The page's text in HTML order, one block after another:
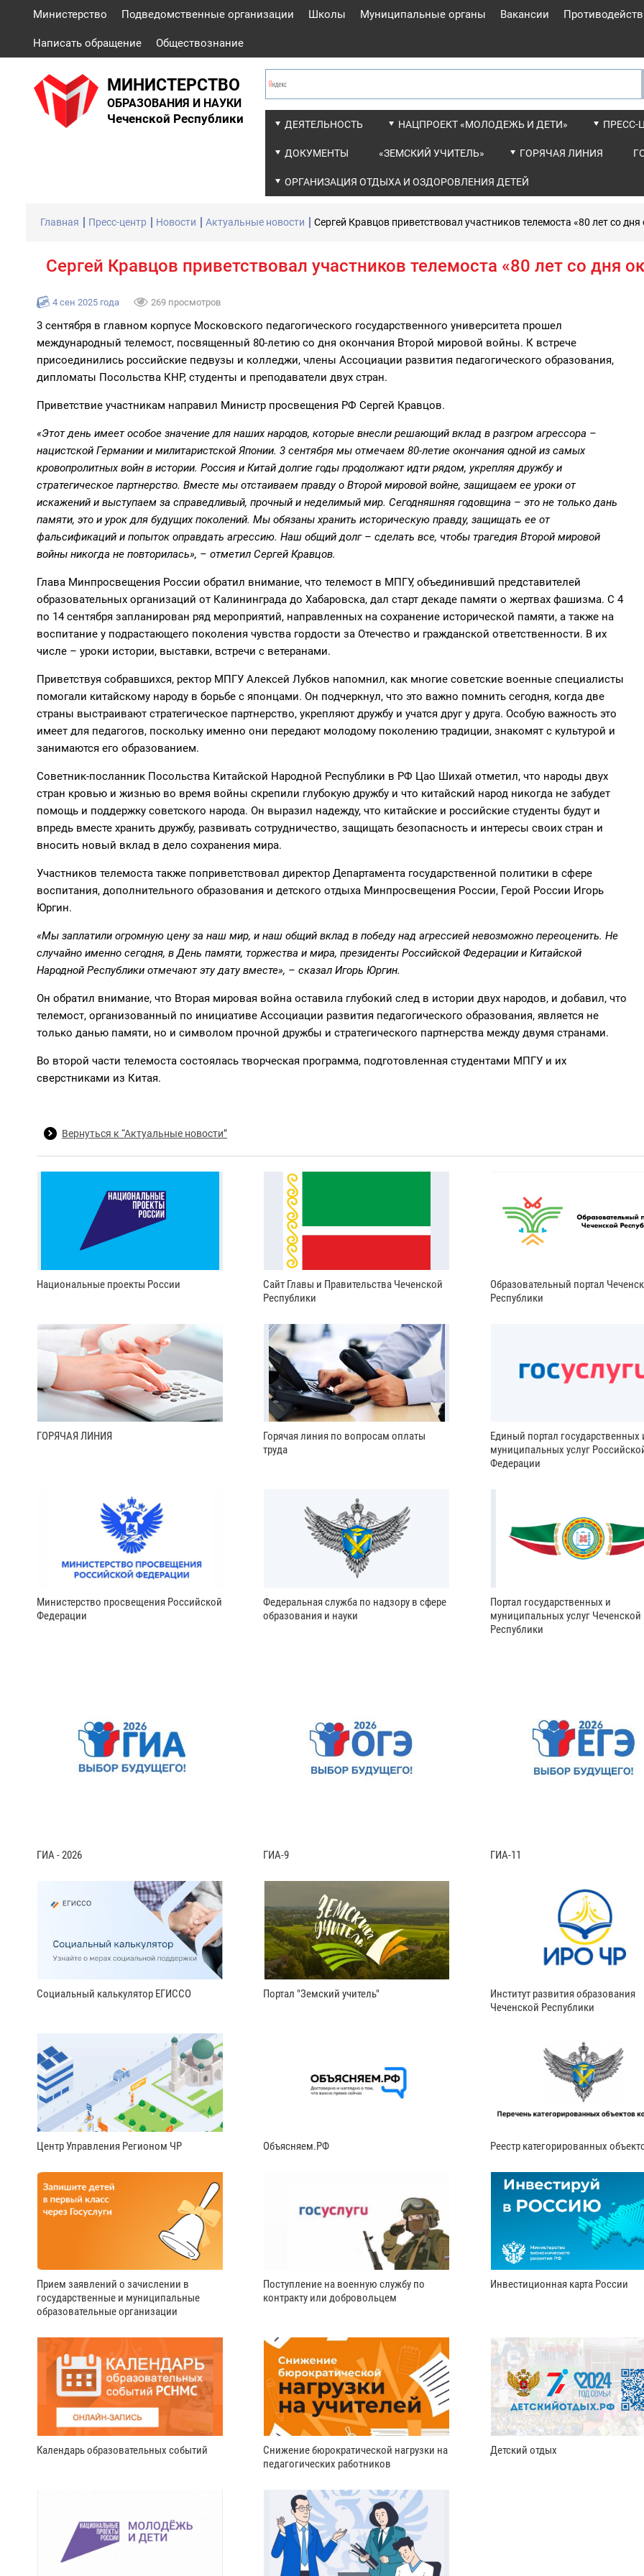
Министерство Подведомственные организации Школы Муниципальные органы Вакансии
Написать обращение Обществознание
МИНИСТЕРСТВО
ОБРАЗОВАНИЯ И НАУКИ
Чеченской Республики ДЕЯТЕЛЬНОСТЬ НАЦПРОЕКТ «МОЛОДЕЖЬ И ДЕТИ» ПРЕСС-
ДОКУМЕНТЫ «ЗЕМСКИЙ УЧИТЕЛЬ» ГОРЯЧАЯ ЛИНИЯ
ОРГАНИЗАЦИЯ ОТДЫХА И ОЗДОРОВЛЕНИЯ ДЕТЕЙ
Главная Пресс-центр Новости Актуальные новости Сергей Кравцов приветствовал участников телемоста «80 лет со
Сергей Кравцов приветствовал участников телемоста «80 лет со дня
4 сен 2025 года 269 просмотров
3 сентября в главном корпусе Московского педагогического государственного университета прошел
международный телемост, посвященный 80-летию со дня окончания Второй мировой войны. К встрече
присоединились российские педвузы и колледжи, члены Ассоциации развития педагогического образования,
дипломаты Посольства КНР, студенты и преподаватели двух стран.
Приветствие участникам направил Министр просвещения РФ Сергей Кравцов.
«Этот день имеет особое значение для наших народов, которые внесли решающий вклад в разгром агрессора –
нацистской Германии и милитаристской Японии. 3 сентября мы отмечаем 80-летие окончания одной из самых
кровопролитных войн в истории. Россия и Китай долгие годы продолжают идти рядом, укрепляя дружбу и
стратегическое партнерство. Вместе мы отстаиваем правду о Второй мировой войне, защищаем ее уроки от
искажений и выступаем за справедливый, прочный и неделимый мир. Сегодняшняя годовщина – это не только дань
памяти, это и урок для будущих поколений. Мы обязаны хранить историческую правду, защищать ее от
фальсификаций и попыток оправдать агрессию. Наш общий долг – сделать все, чтобы трагедия Второй мировой
войны никогда не повторилась», – отметил Сергей Кравцов.
Глава Минпросвещения России обратил внимание, что телемост в МПГУ, объединивший представителей
образовательных организаций от Калининграда до Хабаровска, дал старт декаде памяти о жертвах фашизма. С 4
по 14 сентября запланирован ряд мероприятий, направленных на сохранение исторической памяти, а также на
воспитание у подрастающего поколения чувства гордости за Отечество и гражданской ответственности. В их
числе – уроки истории, выставки, встречи с ветеранами.
Приветствуя собравшихся, ректор МПГУ Алексей Лубков напомнил, как многие советские военные специалисты
помогали китайскому народу в борьбе с японцами. Он подчеркнул, что это важно помнить сегодня, когда две
страны выстраивают стратегическое партнерство, укрепляют дружбу и учатся друг у друга. Особую важность это
имеет для педагогов, поскольку именно они передают молодому поколению традиции, знакомят с культурой и
занимаются его образованием.
Советник-посланник Посольства Китайской Народной Республики в РФ Цао Шихай отметил, что народы двух
стран кровью и жизнью во время войны скрепили глубокую дружбу и что китайский народ никогда не забудет
помощь и поддержку советского народа. Он выразил надежду, что китайские и российские студенты будут и
впредь вместе хранить дружбу, развивать сотрудничество, защищать безопасность и интересы своих стран и
вносить новый вклад в дело сохранения мира.
Участников телемоста также поприветствовал директор Департамента государственной политики в сфере
воспитания, дополнительного образования и детского отдыха Минпросвещения России, Герой России Игорь
Юргин.
«Мы заплатили огромную цену за наш мир, и наш общий вклад в победу над агрессией невозможно переоценить. Не
случайно именно сегодня, в День памяти, торжества и мира, президенты Российской Федерации и Китайской
Народной Республики отмечают эту дату вместе», – сказал Игорь Юргин.
Он обратил внимание, что Вторая мировая война оставила глубокий след в истории двух народов, и добавил, что
телемост, организованный по инициативе Ассоциации развития педагогического образования, является не
только данью памяти, но и символом прочной дружбы и стратегического партнерства между двумя странами.
Во второй части телемоста состоялась творческая программа, подготовленная студентами МПГУ и их
сверстниками из Китая.
Вернуться к “Актуальные новости”
Национальные проекты России
Сайт Главы и Правительства Чеченской
Республики
Образовательный портал
Республики
ГОРЯЧАЯ ЛИНИЯ
Горячая линия по вопросам оплаты
труда
Единый портал государственных
муниципальных услуг
Федерации
Министерство просвещения Российской
Федерации
Федеральная служба по надзору в сфере
образования и науки
Портал государственных и
муниципальных услуг Чеченской
Республики
ГИА - 2026 ГИА-9 ГИА-11
Социальный калькулятор ЕГИССО Портал "Земский учитель"
Институт развития образования
Чеченской Республики
Центр Управления Регионом ЧР Объясняем.РФ Реестр категорированных
Прием заявлений о зачислении в
государственные и муниципальные
образовательные организации
Поступление на военную службу по
контракту или добровольцем
Инвестиционная карта России
Календарь образовательных событий
Снижение бюрократической нагрузки на
педагогических работников
Детский отдых